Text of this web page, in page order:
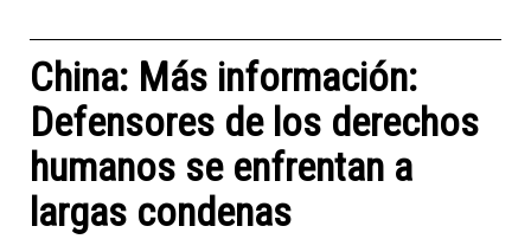
China: Más información:
Defensores de los derechos
humanos se enfrentan a
largas condenas